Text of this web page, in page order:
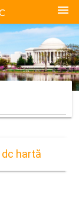
menu
hartă